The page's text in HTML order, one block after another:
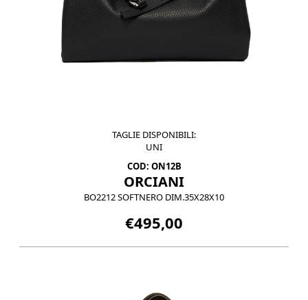
TAGLIE DISPONIBILI:
UNI
COD: ON12B
ORCIANI
BO2212 SOFTNERO DIM.35X28X10
€495,00